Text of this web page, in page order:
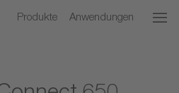
Produkte Anwendungen